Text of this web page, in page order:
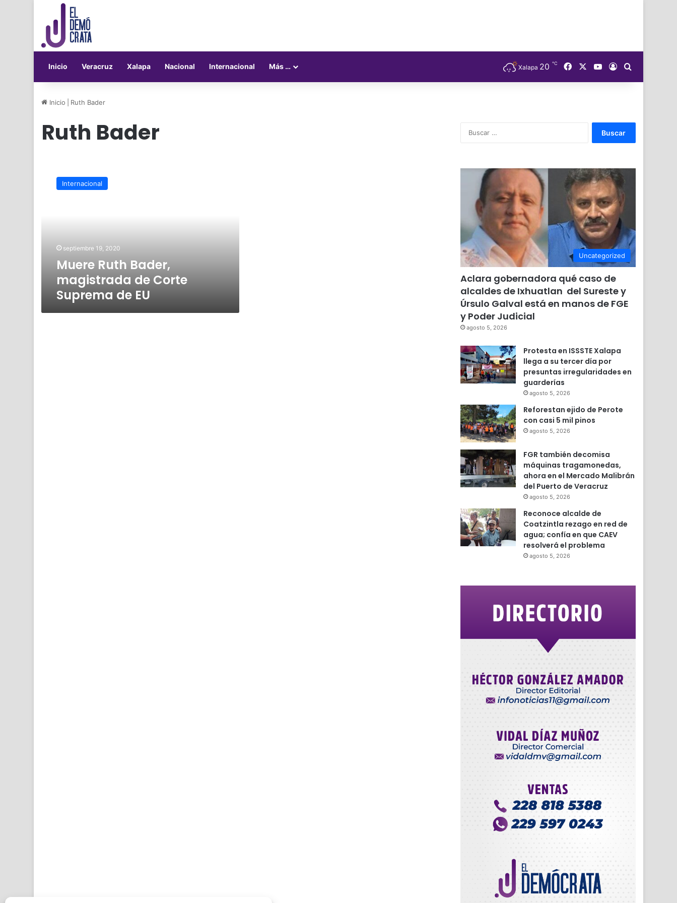
Inicio Veracruz Xalapa Nacional Internacional Más … Xalapa 20 ℃ FacebookYouTube
Acceso
Inicio Ruth Bader
Ruth Bader
Bader,
Internacional
septiembre 19, 2020
Muere Ruth Bader,
magistrada de Corte
Suprema de EU
Uncategorized
Aclara gobernadora qué caso de
alcaldes de Ixhuatlan del Sureste y
Úrsulo Galval está en manos de FGE
y Poder Judicial
agosto 5, 2026
Protesta en ISSSTE Xalapa
llega a su tercer día por
presuntas irregularidades en
guarderías
agosto 5, 2026
Reforestan ejido de Perote
con casi 5 mil pinos
agosto 5, 2026
FGR también decomisa
máquinas tragamonedas,
ahora en el Mercado Malibrán
del Puerto de Veracruz
agosto 5, 2026
Reconoce alcalde de
Coatzintla rezago en red de
agua; confía en que CAEV
resolverá el problema
agosto 5, 2026